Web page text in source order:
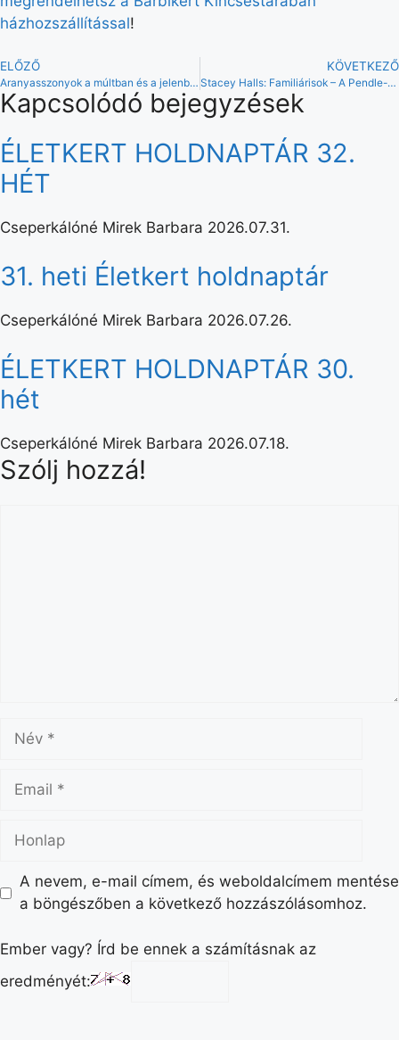
házhozszállítással!
ELŐZŐ
Aranyasszonyok a múltban és a jelenben
KÖVETKEZŐ
Stacey Halls: Familiárisok – A Pendle-dombi boszorkányok
Kapcsolódó bejegyzések
ÉLETKERT HOLDNAPTÁR 32.
HÉT
Cseperkálóné Mirek Barbara 2026.07.31.
31. heti Életkert holdnaptár
Cseperkálóné Mirek Barbara 2026.07.26.
ÉLETKERT HOLDNAPTÁR 30.
hét
Cseperkálóné Mirek Barbara 2026.07.18.
Szólj hozzá!
A nevem, e-mail címem, és weboldalcímem mentése
a böngészőben a következő hozzászólásomhoz.
Ember vagy? Írd be ennek a számításnak az
eredményét: